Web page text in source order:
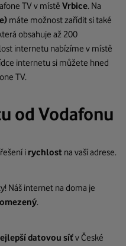
TV v místě Vrbice. Na
máte možnost zařídit si také
obsahuje až 200
internetu nabízíme v místě
internetu si můžete hned
TV.
od Vodafonu
i rychlost na vaší adrese.
Náš internet na doma je
.
datovou síťv České